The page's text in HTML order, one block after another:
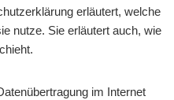
erläutert, welche
nutze. Sie erläutert auch, wie
im Internet